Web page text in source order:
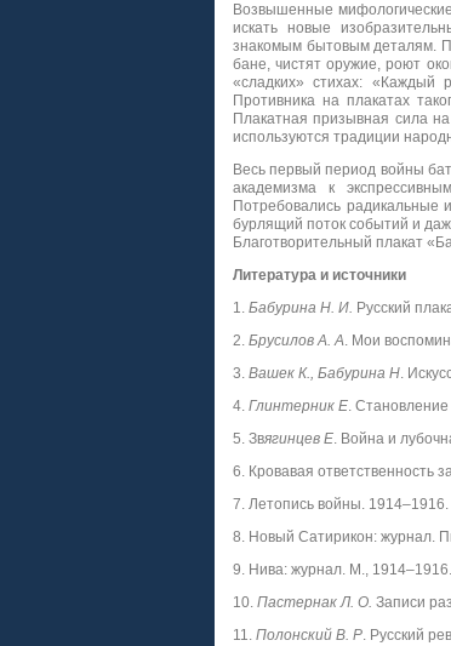
Возвышенные
искать новые
знакомым бытовым деталям.
бане, чистят оружие, роют
«сладких» стихах:
Противника на плакатах
Плакатная призывная сила
используются традиции
Весь первый период войны
академизма к
Потребовались радикальные
бурлящий поток событий и
Благотворительный плакат
Литература и источники
1. Бабурина Н. И. Русский
2. Брусилов А. А. Мои
3. Вашек К., Бабурина Н.
4. Глинтерник Е.
5. Звягинцев Е. Война и
6. Кровавая ответственность
7. Летопись войны.
8. Новый Сатирикон: журнал.
9. Нива: журнал. М., 1914–1916.
10. Пастернак Л. О. Записи
11. Полонский В. Р. Русский